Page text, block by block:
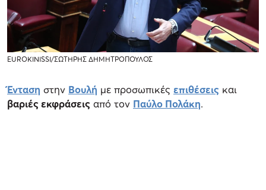
EUROKINISSI/ΣΩΤΗΡΗΣ ΔΗΜΗΤΡΟΠΟΥΛΟΣ
Ένταση στην Βουλή με προσωπικές επιθέσεις και
βαριές εκφράσεις από τον Παύλο Πολάκη.